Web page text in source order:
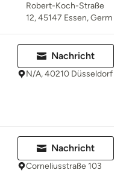
Robert-Koch-Straße
12, 45147 Essen, Germ
Nachricht
N/A, 40210 Düsseldorf
Nachricht
Corneliusstraße 103